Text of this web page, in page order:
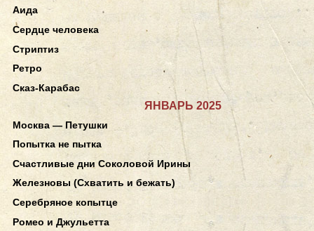
Аида
Сердце человека
Стриптиз
Ретро
Сказ-Карабас
ЯНВАРЬ 2025
Москва — Петушки
Попытка не пытка
Счастливые дни Соколовой Ирины
Железновы (Схватить и бежать)
Серебряное копытце
Ромео и Джульетта